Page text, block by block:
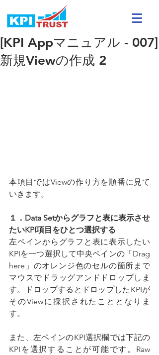
[KPI Appマニュアル - 007]
新規Viewの作成 2
本項目ではViewの作り方を順番に見て
いきます。
１．Data Setからグラフと表に表示させ
たいKPI項目をひとつ選択する
左ペインからグラフと表に表示したい
KPIを一つ選択して中央ペインの「Drag
here」のオレンジ色のセルの箇所まで
マウスでドラッグアンドドロップしま
す。ドロップするとドロップしたKPIが
そのViewに採択されたこととなりま
す。
また、左ペインのKPI選択欄では下記の
KPIを選択することが可能です。Raw